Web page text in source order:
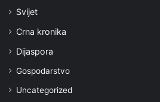
Svijet
Crna kronika
Dijaspora
Gospodarstvo
Uncategorized